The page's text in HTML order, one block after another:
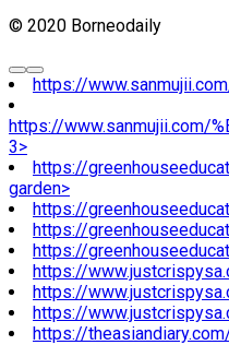
© 2020 Borneodaily
https://
https://www.sanmujii.com/
3>
https://
garden>
https://
https://
https://
https://
https://
https://
https://